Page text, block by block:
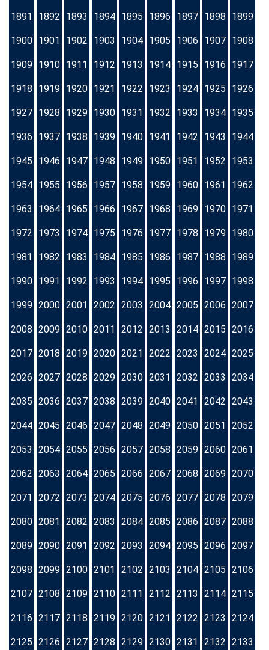
1891 1892 1893 1894 1895 1896 1897 1898 1899
1900 1901 1902 1903 1904 1905 1906 1907 1908
1909 1910 1911 1912 1913 1914 1915 1916 1917
1918 1919 1920 1921 1922 1923 1924 1925 1926
1927 1928 1929 1930 1931 1932 1933 1934 1935
1936 1937 1938 1939 1940 1941 1942 1943 1944
1945 1946 1947 1948 1949 1950 1951 1952 1953
1954 1955 1956 1957 1958 1959 1960 1961 1962
1963 1964 1965 1966 1967 1968 1969 1970 1971
1972 1973 1974 1975 1976 1977 1978 1979 1980
1981 1982 1983 1984 1985 1986 1987 1988 1989
1990 1991 1992 1993 1994 1995 1996 1997 1998
1999 2000 2001 2002 2003 2004 2005 2006 2007
2008 2009 2010 2011 2012 2013 2014 2015 2016
2017 2018 2019 2020 2021 2022 2023 2024 2025
2026 2027 2028 2029 2030 2031 2032 2033 2034
2035 2036 2037 2038 2039 2040 2041 2042 2043
2044 2045 2046 2047 2048 2049 2050 2051 2052
2053 2054 2055 2056 2057 2058 2059 2060 2061
2062 2063 2064 2065 2066 2067 2068 2069 2070
2071 2072 2073 2074 2075 2076 2077 2078 2079
2080 2081 2082 2083 2084 2085 2086 2087 2088
2089 2090 2091 2092 2093 2094 2095 2096 2097
2098 2099 2100 2101 2102 2103 2104 2105 2106
2107 2108 2109 2110 2111 2112 2113 2114 2115
2116 2117 2118 2119 2120 2121 2122 2123 2124
2125 2126 2127 2128 2129 2130 2131 2132 2133